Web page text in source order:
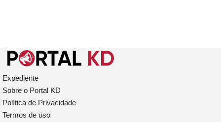
Expediente
Sobre o Portal KD
Política de Privacidade
Termos de uso